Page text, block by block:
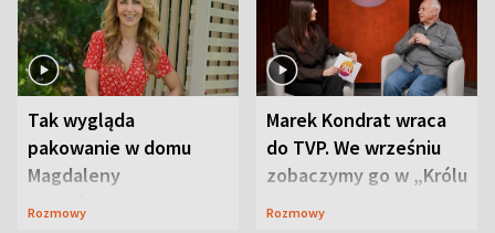
Tak wygląda
pakowanie w domu
Magdaleny
Waligórskiej-Lisieckiej.
Rozmowy
Marek Kondrat wraca
do TVP. We wrześniu
zobaczymy go w „Królu
Maciusiu I”
Rozmowy